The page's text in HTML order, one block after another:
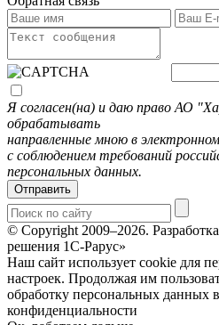
Я согласен(на) и даю право АО
обрабатывать
направленные мною в
с соблюдением требований
персональных данных.
Отправить
© Copyright 2009–2026.
решения 1С-Рарус»
Наш сайт использует cookie для
настроек. Продолжая им
обработку персональных данных
конфиденциальности